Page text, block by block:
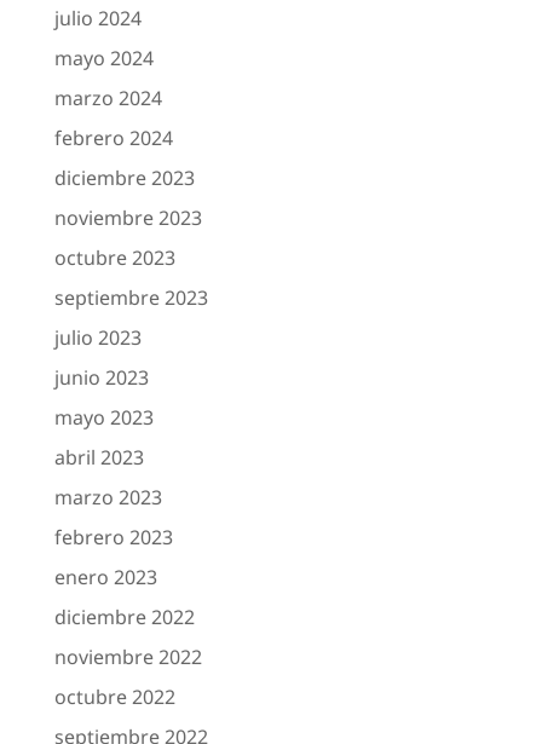
julio 2024
mayo 2024
marzo 2024
febrero 2024
diciembre 2023
noviembre 2023
octubre 2023
septiembre 2023
julio 2023
junio 2023
mayo 2023
abril 2023
marzo 2023
febrero 2023
enero 2023
diciembre 2022
noviembre 2022
octubre 2022
septiembre 2022